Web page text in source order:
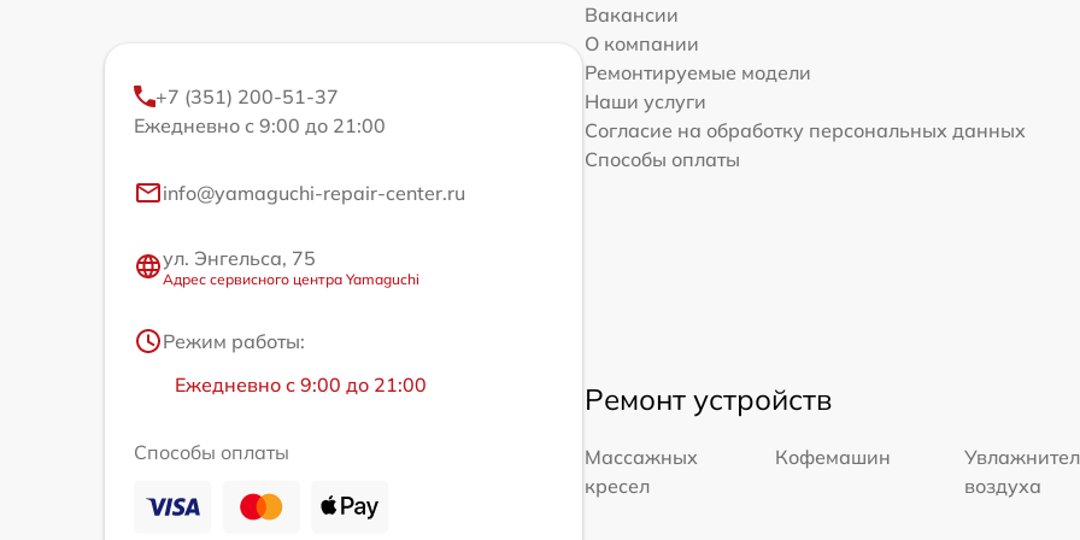
+7 (351) 200-51-37
Ежедневно с 9:00 до 21:00
info@yamaguchi-repair-center.ru
ул. Энгельса, 75
Адрес сервисного центра Yamaguchi
Режим работы:
Ежедневно с 9:00 до 21:00
Способы оплаты
Вакансии
О компании
Ремонтируемые модели
Наши услуги
Согласие на обработку персональных данных
Способы оплаты
Ремонт устройств
Массажных
кресел
Кофемашин
воздуха